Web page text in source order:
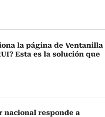
la página de Ventanilla
Esta es la solución que
nacional responde a